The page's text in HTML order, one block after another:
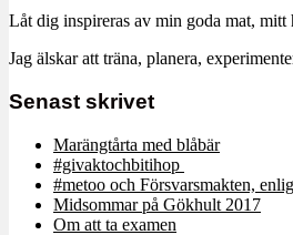
Låt dig inspireras av min goda mat,
Jag älskar att träna, planera,
Senast skrivet
Marängtårta med blåbär
#givaktochbitihop
#metoo och Försvarsmakten,
Midsommar på Gökhult 2017
Om att ta examen